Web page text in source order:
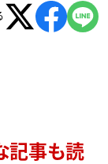
記事も読